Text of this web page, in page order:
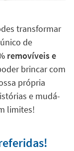
transformar
de
removíveis e
brincar com
própria
e mudá-
limites!